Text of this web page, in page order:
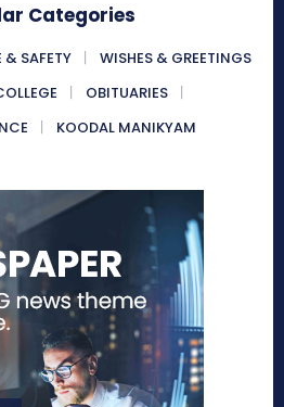
Categories
& SAFETY
WISHES & GREETINGS
OBITUARIES
KOODAL MANIKYAM